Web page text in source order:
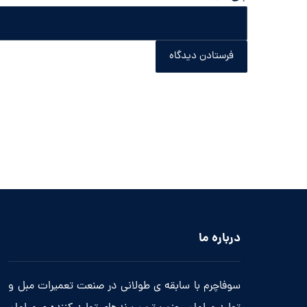
فرستادن دیدگاه
درباره ما
سوفاچرم با سابقه ی طولانی در صنعت تعمیرات مبل و